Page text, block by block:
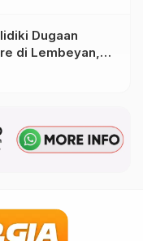
Dugaan
di Lembeyan,
Epidemiologi